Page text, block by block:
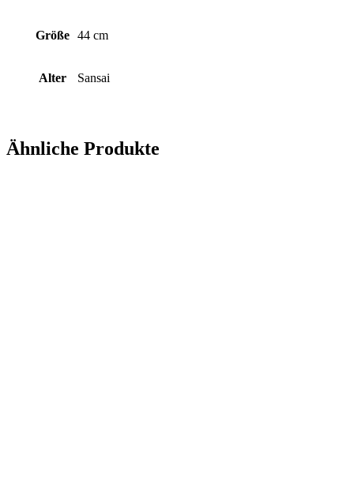
Größe 44 cm
Alter Sansai
Ähnliche Produkte